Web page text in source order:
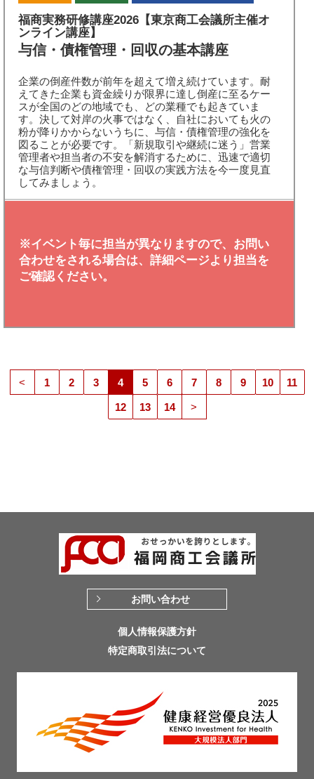
福商実務研修講座2026【東京商工会議所主催オ
ンライン講座】
与信・債権管理・回収の基本講座
企業の倒産件数が前年を超えて増え続けています。耐
えてきた企業も資金繰りが限界に達し倒産に至るケー
スが全国のどの地域でも、どの業種でも起きていま
す。決して対岸の火事ではなく、自社においても火の
粉が降りかからないうちに、与信・債権管理の強化を
図ることが必要です。「新規取引や継続に迷う」営業
管理者や担当者の不安を解消するために、迅速で適切
な与信判断や債権管理・回収の実践方法を今一度見直
してみましょう。
※イベント毎に担当が異なりますので、お問い
合わせをされる場合は、詳細ページより担当を
ご確認ください。
< 1 2 3 4 5 6 7 8 9 10 11
12 13 14 >
お問い合わせ
個人情報保護方針
特定商取引法について